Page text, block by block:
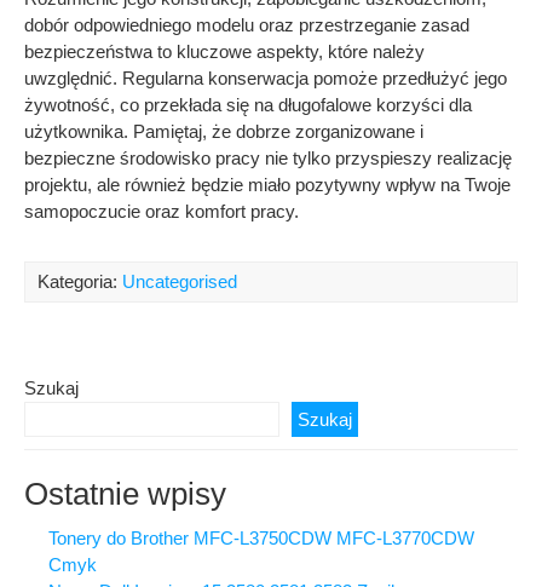
dobór odpowiedniego modelu oraz przestrzeganie zasad
bezpieczeństwa to kluczowe aspekty, które należy
uwzględnić. Regularna konserwacja pomoże przedłużyć jego
żywotność, co przekłada się na długofalowe korzyści dla
użytkownika. Pamiętaj, że dobrze zorganizowane i
bezpieczne środowisko pracy nie tylko przyspieszy realizację
projektu, ale również będzie miało pozytywny wpływ na Twoje
samopoczucie oraz komfort pracy.
Kategoria: Uncategorised
Szukaj
Szukaj
Ostatnie wpisy
Tonery do Brother MFC-L3750CDW MFC-L3770CDW
Cmyk